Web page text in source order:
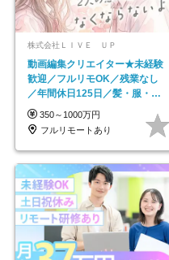
株式会社ＬＩＶＥ ＵＰ
動画編集クリエイター★未経験
歓迎／フルリモOK／残業なし
／年間休日125日／髪・服・ネ
イル自由／研修充実で安心
350～1000万円
フルリモートあり